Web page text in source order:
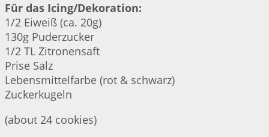
Für das Icing/Dekoration:
1/2 Eiweiß (ca. 20g)
130g Puderzucker
1/2 TL Zitronensaft
Prise Salz
Lebensmittelfarbe (rot & schwarz)
Zuckerkugeln
(about 24 cookies)